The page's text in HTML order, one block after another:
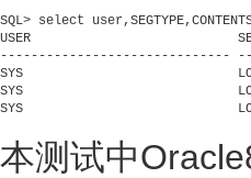
SQL> select
USER
------------------------------
SYS
SYS
SYS
本测试中